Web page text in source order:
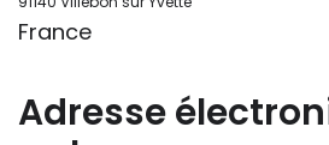
web n’exonère personne
et pénales. Les personnes
s'inspireront des
France
Adresse